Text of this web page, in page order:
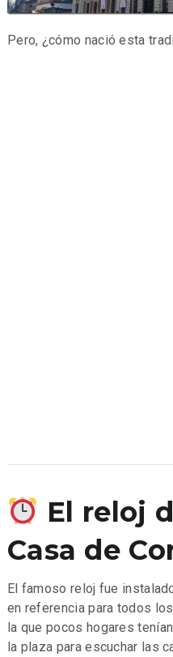
Pero, ¿cómo nació esta
El reloj
Casa de
El famoso reloj fue
en referencia para todos
la que pocos hogares
la plaza para escuchar las